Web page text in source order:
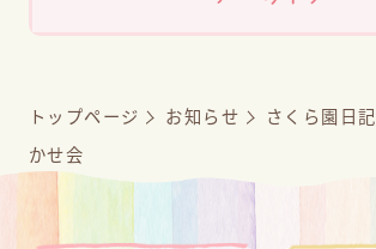
トップページ お知らせ さくら園日記
かせ会